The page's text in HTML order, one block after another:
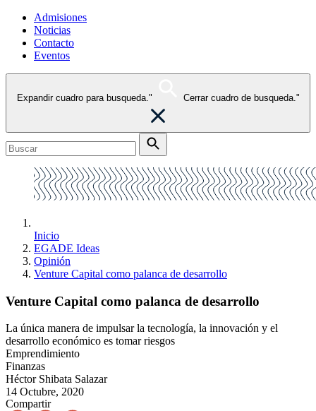
Admisiones
Noticias
Contacto
Eventos
Expandir cuadro para busqueda." Cerrar cuadro de busqueda."
Inicio
EGADE Ideas
Opinión
Venture Capital como palanca de desarrollo
Venture Capital como palanca de desarrollo
La única manera de impulsar la tecnología, la innovación y el
desarrollo económico es tomar riesgos
Emprendimiento
Finanzas
Héctor Shibata Salazar
14 Octubre, 2020
Compartir